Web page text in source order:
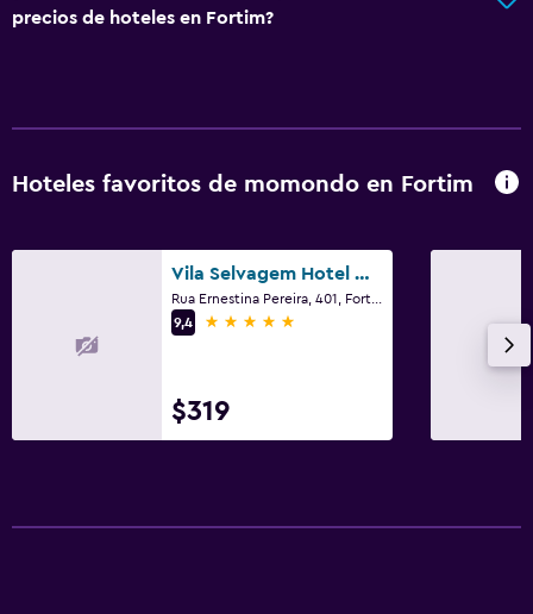
precios de hoteles en Fortim?
Hoteles favoritos de momondo en Fortim
Vila Selvagem Hotel Contemporaneo
9,4
5 estrellas
$319